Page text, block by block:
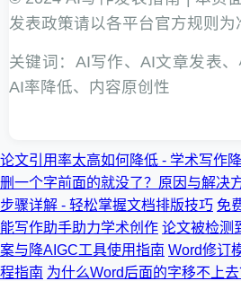
发表政策请以各平台官方规则为
关键词：AI写作、AI文章发表、
AI率降低、内容原创性
论文引用率太高如何降低 - 学术写作
删一个字前面的就没了？原因与解决
步骤详解 - 轻松掌握文档排版技巧 免
能写作助手助力学术创作 论文被检测
案与降AIGC工具使用指南 Word修订
程指南 为什么Word后面的字移不上